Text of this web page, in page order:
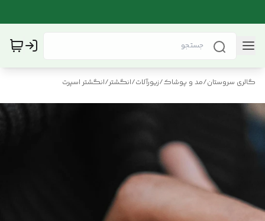
گالری سروستان/مد و پوشاک/زیورآلات/انگشتر/انگشتر اسپرت